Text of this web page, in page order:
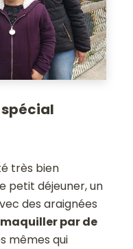
très bien
petit déjeuner, un
des araignées
par de
mêmes qui